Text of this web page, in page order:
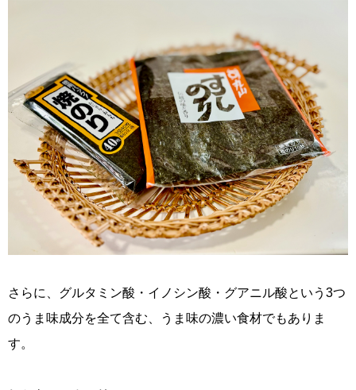
さらに、グルタミン酸・イノシン酸・グアニル酸という3つ
のうま味成分を全て含む、うま味の濃い食材でもありま
す。